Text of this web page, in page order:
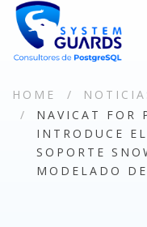
HOME
NAVICAT FOR
INTRODUCE
SOPORTE
MODELADO